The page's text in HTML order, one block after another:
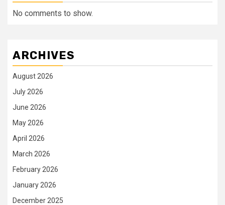
No comments to show.
ARCHIVES
August 2026
July 2026
June 2026
May 2026
April 2026
March 2026
February 2026
January 2026
December 2025